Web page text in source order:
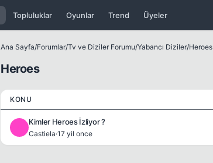
Topluluklar Oyunlar Trend Üyeler
Ana Sayfa/Forumlar/Tv ve Diziler Forumu/Yabancı Diziler/Heroes
Heroes
KONU
Kimler Heroes İzliyor ?
Castiela·17 yil once